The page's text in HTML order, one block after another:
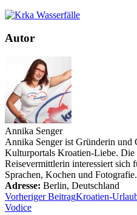
Autor
Annika Senger
Annika Senger ist Gründerin und
Kulturportals Kroatien-Liebe. Die
Reisevermittlerin interessiert sich
Sprachen, Kochen und Fotografie.
Adresse: Berlin, Deutschland
Vorheriger BeitragKroatien-
Vodice